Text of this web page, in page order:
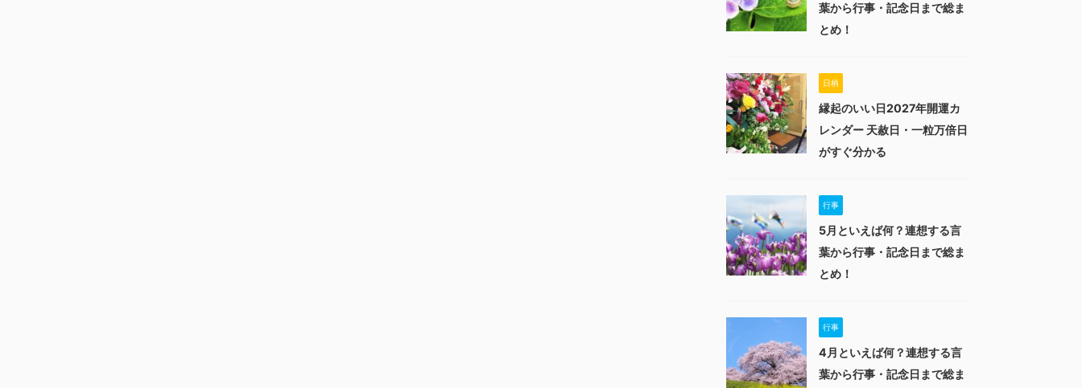
葉から行事・記念日まで総ま
とめ！
日柄
縁起のいい日2027年開運カ
レンダー 天赦日・一粒万倍日
がすぐ分かる
行事
5月といえば何？連想する言
葉から行事・記念日まで総ま
とめ！
行事
4月といえば何？連想する言
葉から行事・記念日まで総ま